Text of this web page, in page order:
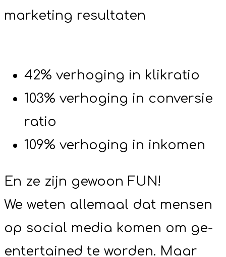
marketing resultaten
42% verhoging in klikratio
103% verhoging in conversie
ratio
109% verhoging in inkomen
En ze zijn gewoon FUN!
We weten allemaal dat mensen
op social media komen om ge-
entertained te worden. Maar